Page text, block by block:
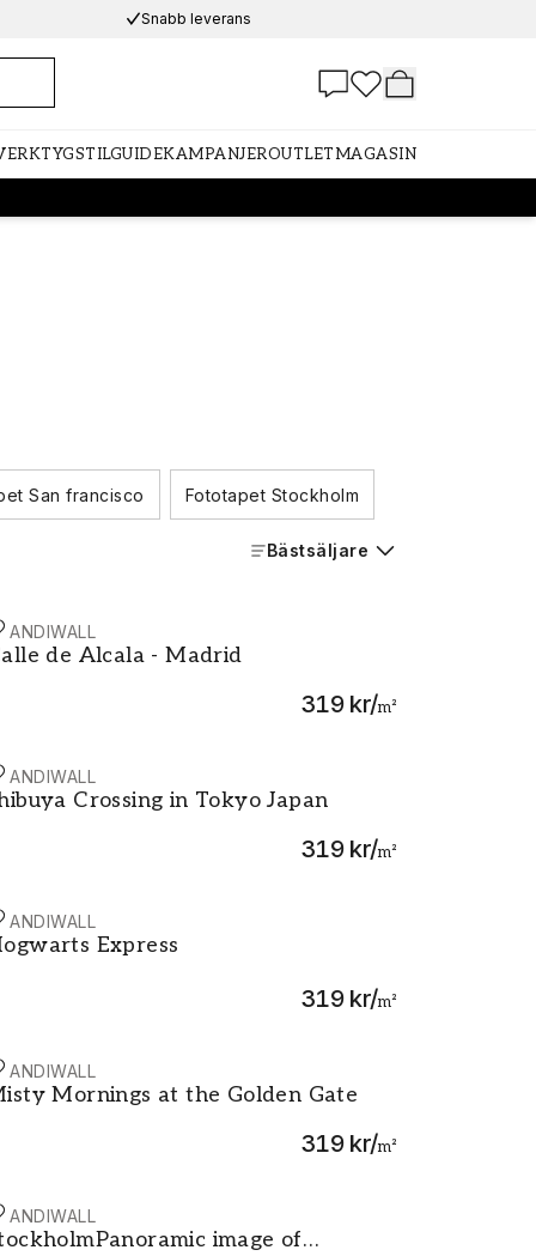
Snabb leverans
STILGUIDEKAMPANJEROUTLETMAGASIN
San francisco Fototapet Stockholm
Bästsäljare
de Alcala - Madrid
319 kr/m²
de Alcala - Madrid
Crossing in Tokyo Japan
319 kr/m²
Crossing in Tokyo Japan
Express
319 kr/m²
Express
Eiffel old retro style
Mornings at the Golden Gate
319 kr/m²
Mornings at the Golden Gate
image of
image of Stockholm Sweden during